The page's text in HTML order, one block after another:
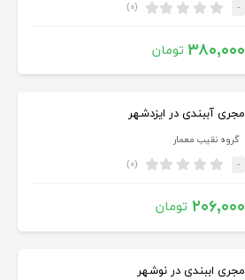
- (۰)
۳۸۰,۰۰۰ تومان
مجری آببندی در ایزدشهر
گروه نقیب معمار
- (۰)
۲۰۶,۰۰۰ تومان
مجری اببندی در نوشهر